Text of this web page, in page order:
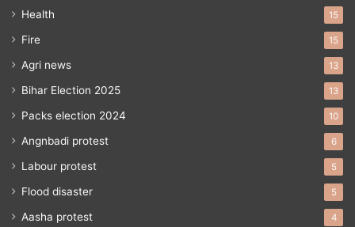
Health 15
Fire 15
Agri news 13
Bihar Election 2025 13
Packs election 2024 10
Angnbadi protest 6
Labour protest 5
Flood disaster 5
Aasha protest 4